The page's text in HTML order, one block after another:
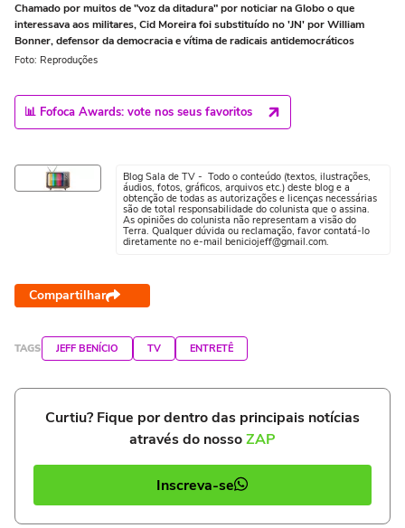
Chamado por muitos de "voz da ditadura" por noticiar na Globo o que
interessava aos militares, Cid Moreira foi substituído no 'JN' por William
Bonner, defensor da democracia e vítima de radicais antidemocráticos
Foto: Reproduções
📊 Fofoca Awards: vote nos seus favoritos
Blog Sala de TV - Todo o conteúdo (textos, ilustrações,
áudios, fotos, gráficos, arquivos etc.) deste blog e a
obtenção de todas as autorizações e licenças necessárias
são de total responsabilidade do colunista que o assina.
As opiniões do colunista não representam a visão do
Terra. Qualquer dúvida ou reclamação, favor contatá-lo
diretamente no e-mail beniciojeff@gmail.com.
Compartilhar
TAGS JEFF BENÍCIO TV ENTRETÊ
Curtiu? Fique por dentro das principais notícias
através do nossoZAP
Inscreva-se